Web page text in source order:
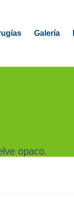
Galería
opaco.